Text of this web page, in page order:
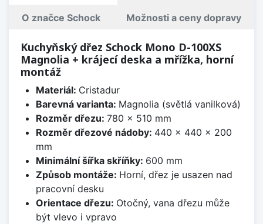
O značce Schock Možnosti a ceny dopravy
Kuchyňský dřez Schock Mono D-100XS
Magnolia + krájecí deska a mřížka, horní
montáž
Materiál: Cristadur
Barevná varianta: Magnolia (světlá vanilková)
Rozměr dřezu: 780 x 510 mm
Rozměr dřezové nádoby: 440 x 440 x 200
mm
Minimální šířka skříňky: 600 mm
Způsob montáže: Horní, dřez je usazen nad
pracovní desku
Orientace dřezu: Otočný, vana dřezu může
být vlevo i vpravo